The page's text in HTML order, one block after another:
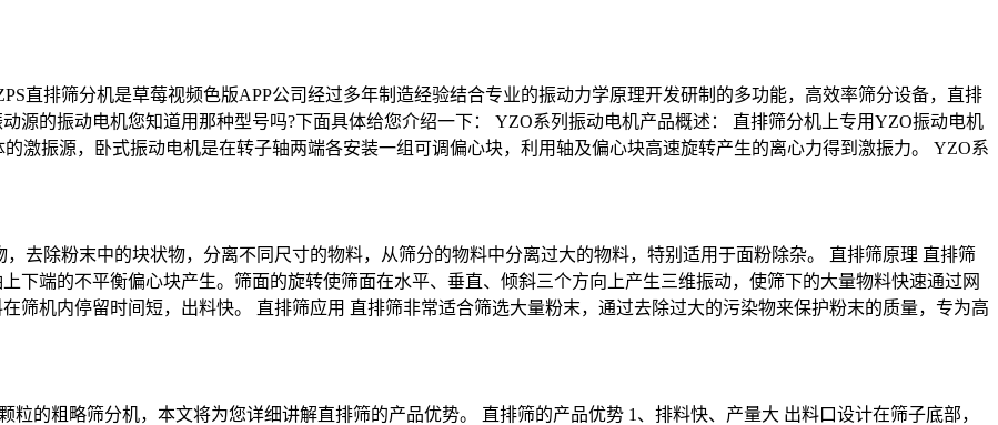
直排筛分机是草莓视频色版APP公司经过多年制造经验结合专业的振动力学原理开发研制的多功能，高效率筛分设备，直排
源的振动电机您知道用那种型号吗?下面具体给您介绍一下： YZO系列振动电机产品概述： 直排筛分机上专用YZO振动电机
激振源，卧式振动电机是在转子轴两端各安装一组可调偏心块，利用轴及偏心块高速旋转产生的离心力得到激振力。 YZO系
去除粉末中的块状物，分离不同尺寸的物料，从筛分的物料中分离过大的物料，特别适用于面粉除杂。 直排筛原理 直排筛
下端的不平衡偏心块产生。筛面的旋转使筛面在水平、垂直、倾斜三个方向上产生三维振动，使筛下的大量物料快速通过网
筛机内停留时间短，出料快。 直排筛应用 直排筛非常适合筛选大量粉末，通过去除过大的污染物来保护粉末的质量，专为高
粒的粗略筛分机，本文将为您详细讲解直排筛的产品优势。 直排筛的产品优势 1、排料快、产量大 出料口设计在筛子底部，